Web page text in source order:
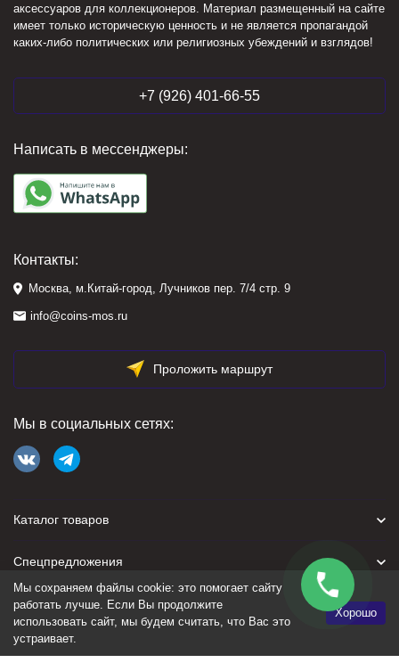
аксессуаров для коллекционеров. Материал размещенный на сайте
имеет только историческую ценность и не является пропагандой
каких-либо политических или религиозных убеждений и взглядов!
+7 (926) 401-66-55
Написать в мессенджеры:
Контакты:
Москва, м.Китай-город, Лучников пер. 7/4 стр. 9
info@coins-mos.ru
Проложить маршрут
Мы в социальных сетях:
Каталог товаров
Спецпредложения
Для покупателя
Политика персональных данных
Мы сохраняем файлы cookie: это помогает сайту
работать лучше. Если Вы продолжите
использовать сайт, мы будем считать, что Вас это
устраивает.
Хорошо